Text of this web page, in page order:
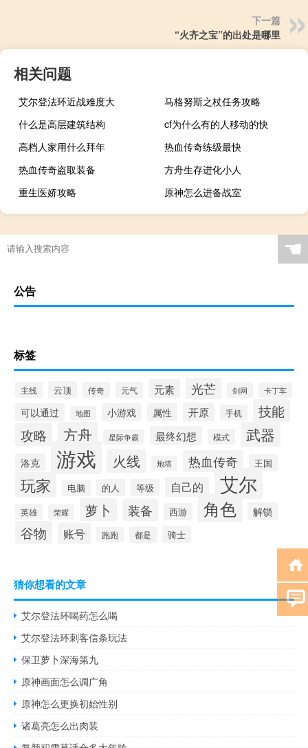
下一篇
“火齐之宝”的出处是哪里
相关问题
艾尔登法环近战难度大
马格努斯之杖任务攻略
什么是高层建筑结构
cf为什么有的人移动的快
高档人家用什么拜年
热血传奇练级最快
热血传奇盗取装备
方舟生存进化小人
重生医娇攻略
原神怎么进备战室
☚
公告
标签
主线 云顶 传奇 元气 元素 光芒 剑网 卡丁车
可以通过 地图 小游戏 属性 开原 手机
技能
攻略
方舟 星际争霸 最终幻想 模式 武器
洛克 游戏 火线 炮塔 热血传奇 王国
玩家 电脑 的人 等级 自己的 艾尔
英雄 荣耀 萝卜 装备 西游 角色 解锁
谷物 账号 跑跑 都是 骑士
猜你想看的文章
艾尔登法环喝药怎么喝
艾尔登法环刺客信条玩法
保卫萝卜深海第九
原神画面怎么调广角
原神怎么更换初始性别
诸葛亮怎么出肉装